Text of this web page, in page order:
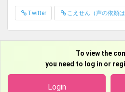
ホラーゲーム『Shadow Corridor』
企業様 TV番組 ナレーション
【旧名義】
Twitter こえせん（声の依頼は
To view the
you need to log in or
Login